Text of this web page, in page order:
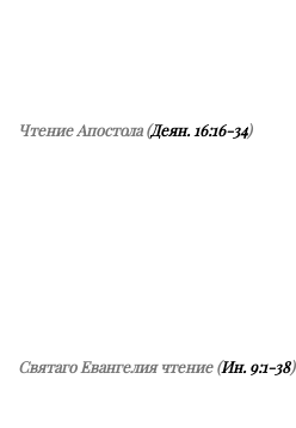
Чтение Апостола (Деян. 16:16-34)
Святаго Евангелия чтение (Ин. 9:1-38)